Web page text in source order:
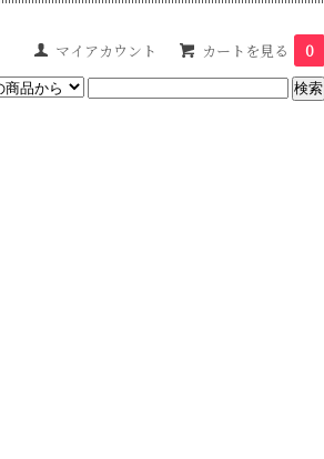
マイアカウント カートを見る 0